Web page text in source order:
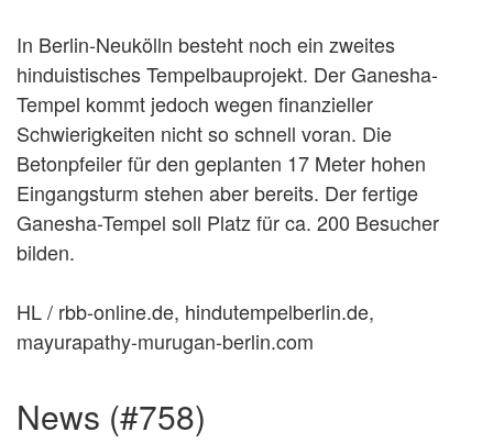
In Berlin-Neukölln besteht noch ein zweites
hinduistisches Tempelbauprojekt. Der Ganesha-
Tempel kommt jedoch wegen finanzieller
Schwierigkeiten nicht so schnell voran. Die
Betonpfeiler für den geplanten 17 Meter hohen
Eingangsturm stehen aber bereits. Der fertige
Ganesha-Tempel soll Platz für ca. 200 Besucher
bilden.
HL / rbb-online.de, hindutempelberlin.de,
mayurapathy-murugan-berlin.com
news (#758)